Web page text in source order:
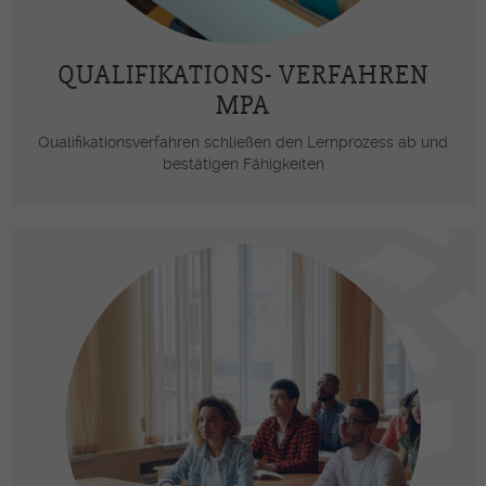
QUALIFIKATIONS- VERFAHREN
MPA
Qualifikationsverfahren schließen den Lernprozess ab und
bestätigen Fähigkeiten